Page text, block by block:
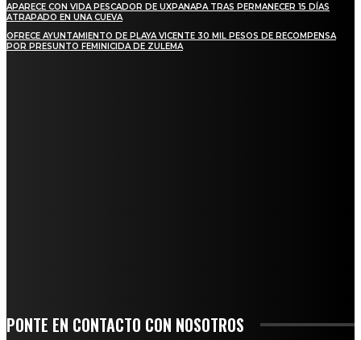
APARECE CON VIDA PESCADOR DE UXPANAPA TRAS PERMANECER 15 DÍAS
ATRAPADO EN UNA CUEVA
OFRECE AYUNTAMIENTO DE PLAYA VICENTE 30 MIL PESOS DE RECOMPENSA
POR PRESUNTO FEMINICIDA DE ZULEMA
PONTE EN CONTACTO CON NOSOTROS